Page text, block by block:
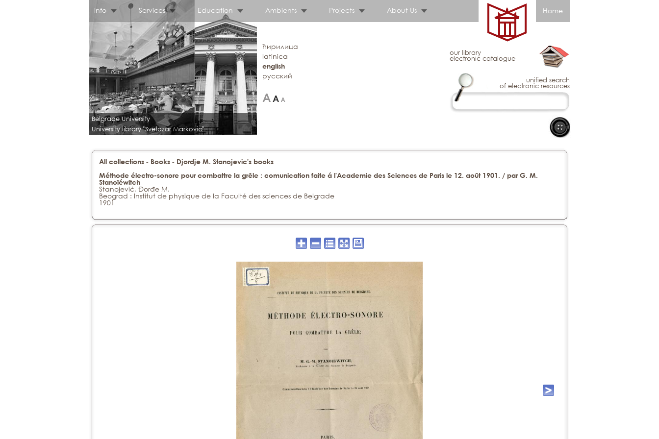
Info Services Education Ambients Projects About Us Home
Belgrade University
University library "Svetozar Markovic"
ћирилица
latinica
english
русский
our library
electronic catalogue
unified search
of electronic resources
All collections - Books - Djordje M. Stanojevic's books
Méthode électro-sonore pour combattre la grěle : comunication faite á l'Academie des Sciences de Paris le 12. août 1901. / par G. M.
Stanoïéwitch
Stanojević, Đorđe M.
Beograd : Institut de physique de la Faculté des sciences de Belgrade
1901